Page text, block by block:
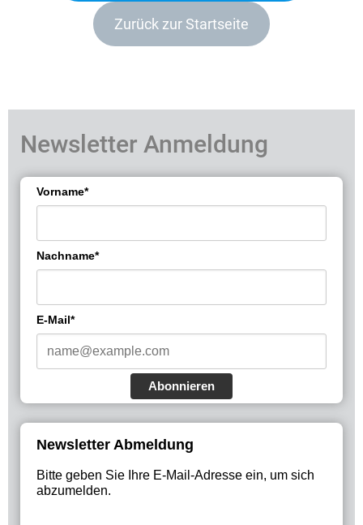
Zurück zur Startseite
Newsletter Anmeldung
Vorname*
Nachname*
E-Mail*
Abonnieren
Newsletter Abmeldung
Bitte geben Sie Ihre E-Mail-Adresse ein, um sich
abzumelden.